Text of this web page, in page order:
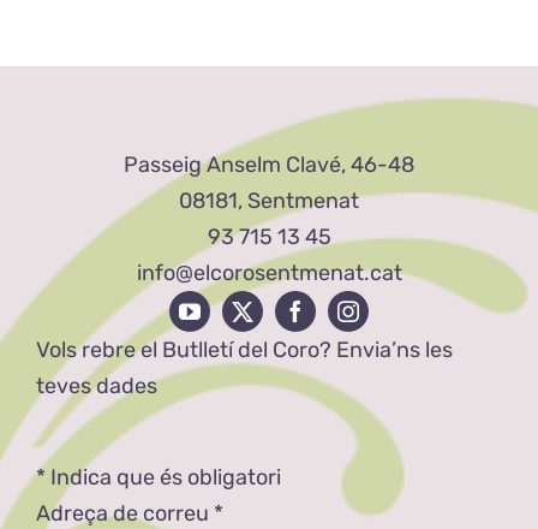
Passeig Anselm Clavé, 46-48
08181, Sentmenat
93 715 13 45
info@elcorosentmenat.cat
Vols rebre el Butlletí del Coro? Envia’ns les
teves dades
* Indica que és obligatori
Adreça de correu *